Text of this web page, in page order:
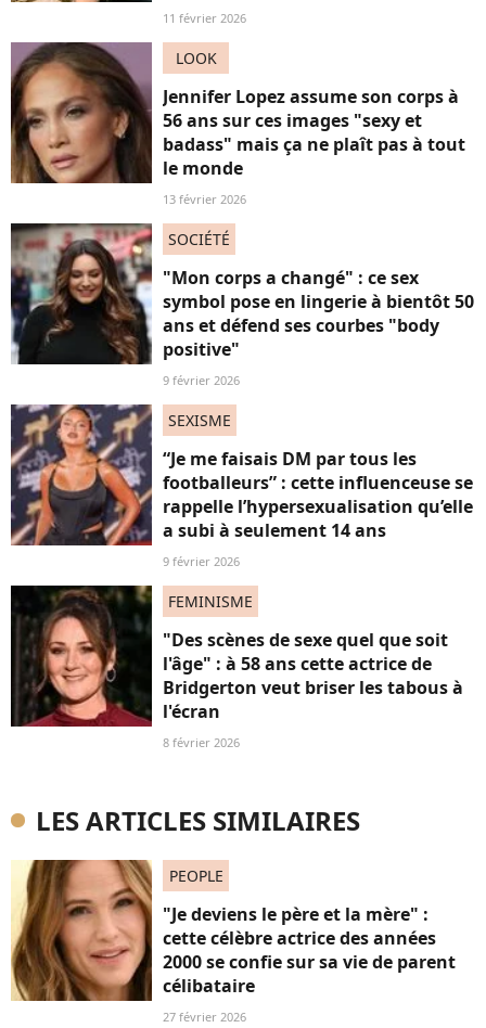
11 février 2026
LOOK
Jennifer Lopez assume son corps à
56 ans sur ces images "sexy et
badass" mais ça ne plaît pas à tout
le monde
13 février 2026
SOCIÉTÉ
"Mon corps a changé" : ce sex
symbol pose en lingerie à bientôt 50
ans et défend ses courbes "body
positive"
9 février 2026
SEXISME
“Je me faisais DM par tous les
footballeurs” : cette influenceuse se
rappelle l’hypersexualisation qu’elle
a subi à seulement 14 ans
9 février 2026
FEMINISME
"Des scènes de sexe quel que soit
l'âge" : à 58 ans cette actrice de
Bridgerton veut briser les tabous à
l'écran
8 février 2026
LES ARTICLES SIMILAIRES
PEOPLE
"Je deviens le père et la mère" :
cette célèbre actrice des années
2000 se confie sur sa vie de parent
célibataire
27 février 2026